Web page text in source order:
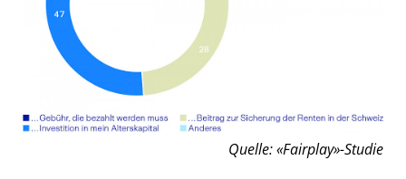
Quelle: «Fairplay»-Studie